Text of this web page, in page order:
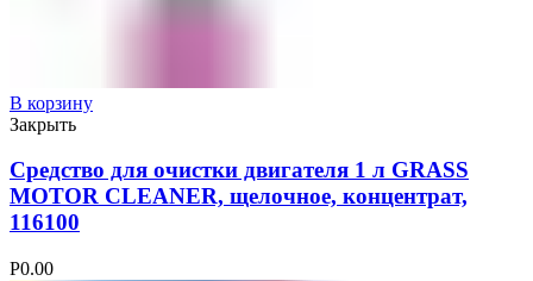
В корзину
Закрыть
Средство для очистки двигателя 1 л GRASS
MOTOR CLEANER, щелочное, концентрат,
116100
Р0.00